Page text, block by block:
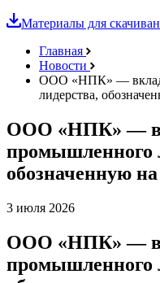
Материалы для
Главная
Новости
ООО «НПК» — вклад
лидерства,
ООО «НПК» —
промышленного
обозначенную
3 июля 2026
ООО «НПК» —
промышленного